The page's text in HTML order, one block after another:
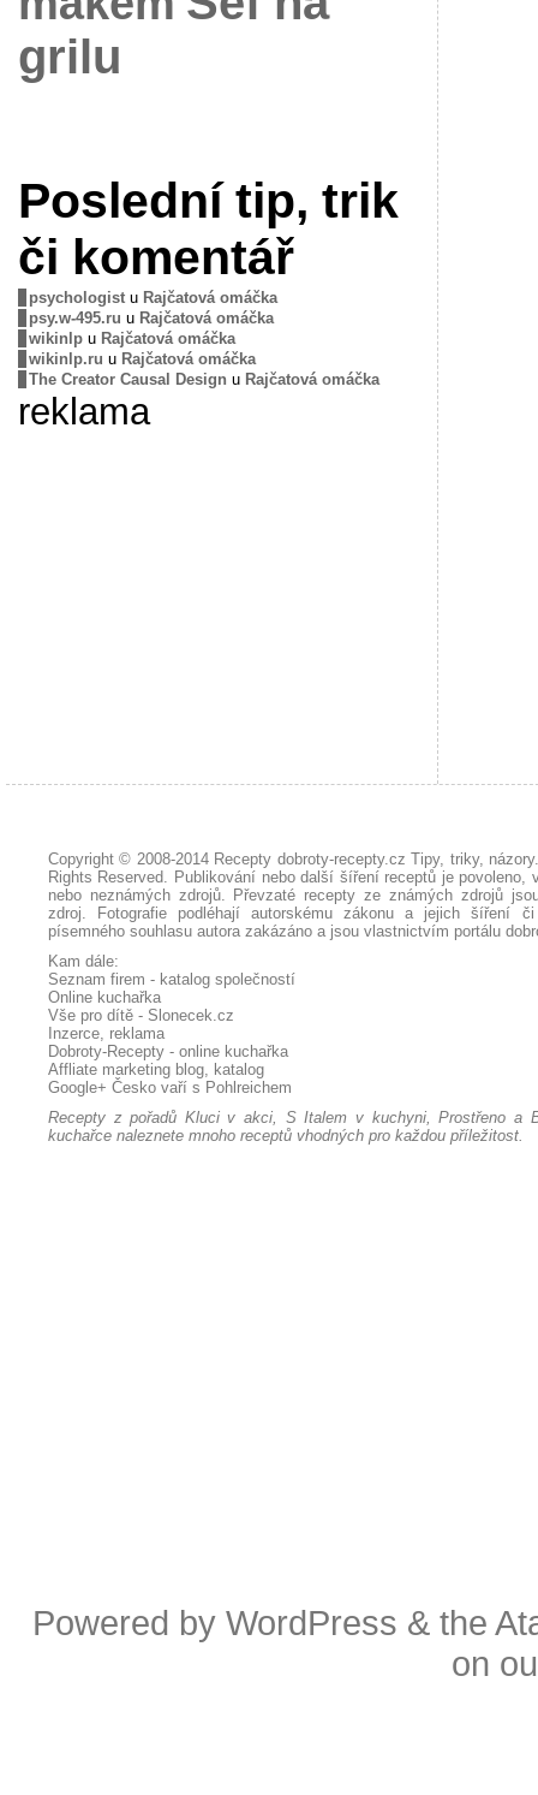
grilu
Poslední tip, trik
či komentář
psychologistu Rajčatová omáčka
psy.w-495.ru u Rajčatová omáčka
wikinlpu Rajčatová omáčka
wikinlp.ru u Rajčatová omáčka
The Creator Causal Design u Rajčatová omáčka
reklama
Copyright © 2008-2014 Recepty dobroty-recepty.cz Tipy, triky,
Rights Reserved. Publikování nebo další šíření receptů je povoleno,
nebo neznámých zdrojů. Převzaté recepty ze známých zdrojů
zdroj. Fotografie podléhají autorskému zákonu a jejich šíření
písemného souhlasu autora zakázáno a jsou vlastnictvím portálu
Kam dále:
Seznam firem - katalog společností
Online kuchařka
Vše pro dítě - Slonecek.cz
Inzerce, reklama
Dobroty-Recepty - online kuchařka
Affliate marketing blog, katalog
Google+ Česko vaří s Pohlreichem
Recepty z pořadů Kluci v akci, S Italem v kuchyni, Prostřeno a
kuchařce naleznete mnoho receptů vhodných pro každou příležitost.
Powered byWordPress & the
on